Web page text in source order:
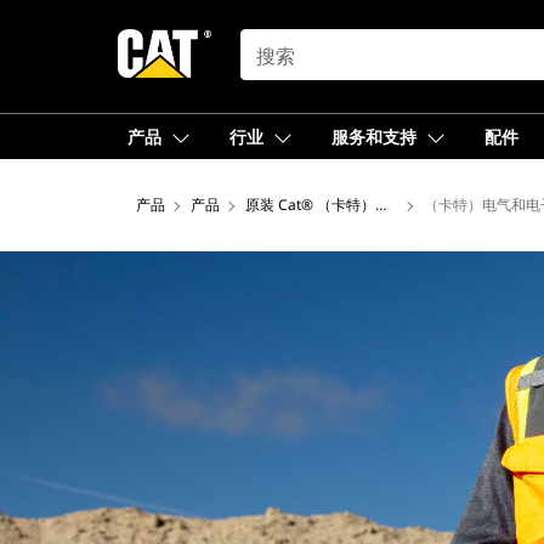
SEARCH
产品 行业 服务和支持 配件
产品 产品 原装 Cat® （卡特）零件 （卡特）电气和